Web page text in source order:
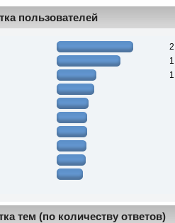
пользователей
тем (по количеству ответов)